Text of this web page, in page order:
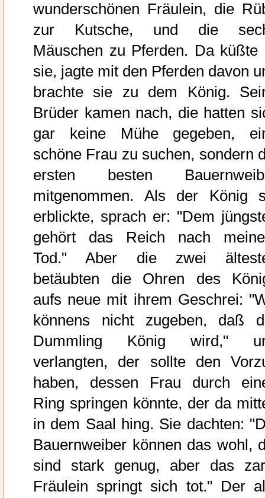
wunderschönen Fräulein, die
zur Kutsche, und die
Mäuschen zu Pferden. Da küßte
sie, jagte mit den Pferden davon
brachte sie zu dem König.
Brüder kamen nach, die hatten
gar keine Mühe gegeben,
schöne Frau zu suchen, sondern
ersten besten
mitgenommen. Als der König
erblickte, sprach er: "Dem
gehört das Reich nach
Tod." Aber die zwei
betäubten die Ohren des
aufs neue mit ihrem Geschrei:
könnens nicht zugeben, daß
Dummling König wird,"
verlangten, der sollte den
haben, dessen Frau durch
Ring springen könnte, der da
in dem Saal hing. Sie dachten:
Bauernweiber können das wohl,
sind stark genug, aber das
Fräulein springt sich tot." Der